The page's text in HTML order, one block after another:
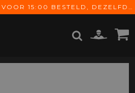
OP ONZE WERKDAGEN VOOR 15:00 BESTELD, DEZELFDE DAG VERZONDEN! GRATIS VERZENDING VANAF € 65,-